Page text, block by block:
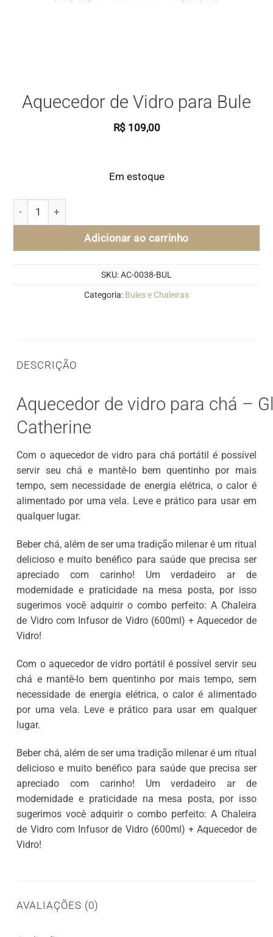
Aquecedor de Vidro para Bule
R$109,00
Em estoque
Adicionar ao carrinho
SKU:AC-0038-BUL
Categoria: Bules e Chaleiras
DESCRIÇÃO
Aquecedor de vidro para chá –
Catherine
Com o aquecedor de vidro para chá portátil é possível
servir seu chá e mantê-lo bem quentinho por mais
tempo, sem necessidade de energia elétrica, o calor é
alimentado por uma vela. Leve e prático para usar em
qualquer lugar.
Beber chá, além de ser uma tradição milenar é um ritual
delicioso e muito benéfico para saúde que precisa ser
apreciado com carinho! Um verdadeiro ar de
modernidade e praticidade na mesa posta, por isso
sugerimos você adquirir o combo perfeito: A Chaleira
de Vidro com Infusor de Vidro (600ml) + Aquecedor de
Vidro!
Com o aquecedor de vidro portátil é possível servir seu
chá e mantê-lo bem quentinho por mais tempo, sem
necessidade de energia elétrica, o calor é alimentado
por uma vela. Leve e prático para usar em qualquer
lugar.
Beber chá, além de ser uma tradição milenar é um ritual
delicioso e muito benéfico para saúde que precisa ser
apreciado com carinho! Um verdadeiro ar de
modernidade e praticidade na mesa posta, por isso
sugerimos você adquirir o combo perfeito: A Chaleira
de Vidro com Infusor de Vidro (600ml) + Aquecedor de
Vidro!
AVALIAÇÕES (0)